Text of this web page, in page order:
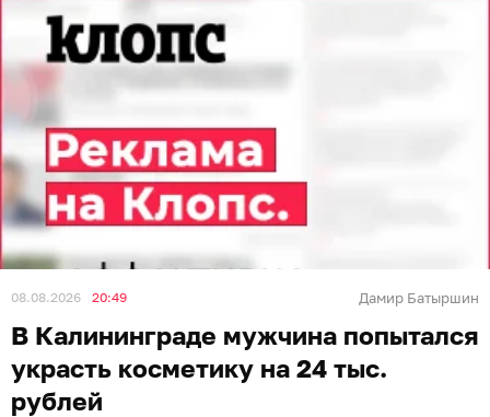
08.08.2026 20:49 Дамир Батыршин
В Калининграде мужчина попытался
украсть косметику на 24 тыс.
рублей